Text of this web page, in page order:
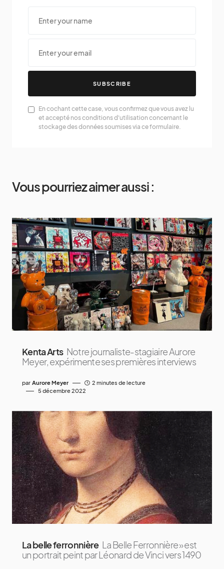
SUBSCRIBE
En cochant cette case, vous confirmez que vous avez lu
et accepté nos conditions d'utilisation concernant le
stockage des données soumises via ce formulaire.
Vous pourriez aimer aussi :
Kenta Arts Notre journaliste-stagiaire Aurore
Meyer, expérimente ses premières interviews
par Aurore Meyer
2 minutes de lecture
5 décembre 2022
La belle ferronnière La Belle Ferronnière » est
un portrait peint par Léonard de Vinci vers 1490